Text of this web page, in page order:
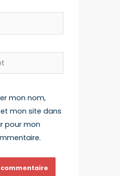
mon nom,
mon site dans
pour mon